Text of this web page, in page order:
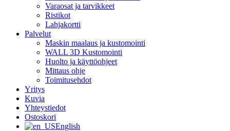
Varaosat ja tarvikkeet
Ristikot
Lahjakortti
Palvelut
Maskin maalaus ja kustomointi
WALL 3D Kustomointi
Huolto ja käyttöohjeet
Mittaus ohje
Toimitusehdot
Yritys
Kuvia
Yhteystiedot
Ostoskori
English